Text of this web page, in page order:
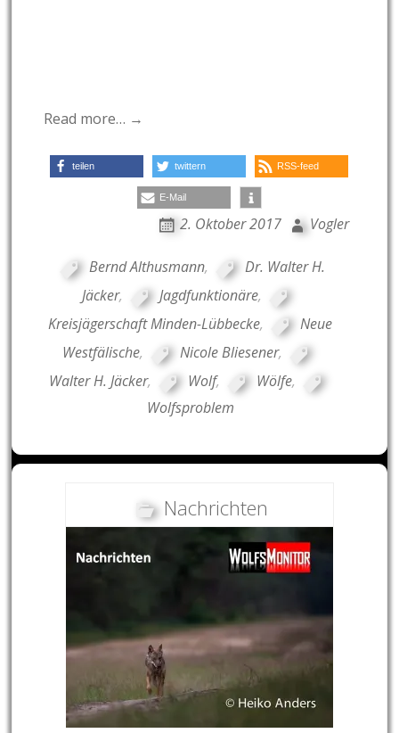
Read more… →
teilen twittern RSS-feed
E-Mail
2. Oktober 2017 Vogler
Bernd Althusmann,
Dr. Walter H.
Jäcker, Jagdfunktionäre,
Kreisjägerschaft Minden-Lübbecke,
Neue
Westfälische, Nicole Bliesener,
Walter H. Jäcker, Wolf, Wölfe,
Wolfsproblem
Nachrichten